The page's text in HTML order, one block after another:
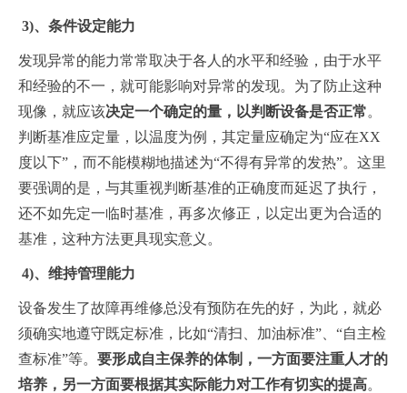
3)、条件设定能力
发现异常的能力常常取决于各人的水平和经验，由于水平
和经验的不一，就可能影响对异常的发现。为了防止这种
现像，就应该决定一个确定的量，以判断设备是否正常。
判断基准应定量，以温度为例，其定量应确定为“应在XX
度以下”，而不能模糊地描述为“不得有异常的发热”。这里
要强调的是，与其重视判断基准的正确度而延迟了执行，
还不如先定一临时基准，再多次修正，以定出更为合适的
基准，这种方法更具现实意义。
4)、维持管理能力
设备发生了故障再维修总没有预防在先的好，为此，就必
须确实地遵守既定标准，比如“清扫、加油标准”、“自主检
查标准”等。 要形成自主保养的体制，一方面要注重人才的
培养，另一方面要根据其实际能力对工作有切实的提高。